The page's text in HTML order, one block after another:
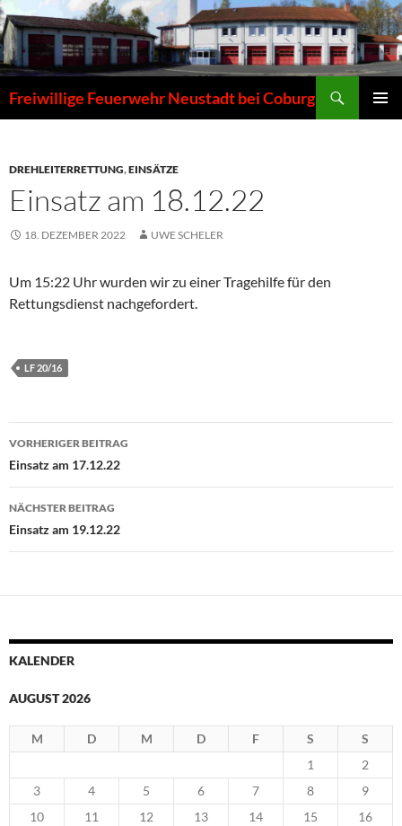
Zum
Inhalt
springen
Freiwillige Feuerwehr Neustadt bei Coburg
DREHLEITERRETTUNG,EINSÄTZE
Einsatz am 18.12.22
18. DEZEMBER 2022 UWE SCHELER
Um 15:22 Uhr wurden wir zu einer Tragehilfe für den
Rettungsdienst nachgefordert.
LF 20/16
Beitragsnavigation
VORHERIGER BEITRAG
Einsatz am 17.12.22
NÄCHSTER BEITRAG
Einsatz am 19.12.22
KALENDER
AUGUST 2026
M D M D F S S
1
2
3
4 5 6 7 8
9
10
11 12 13 14 15
16